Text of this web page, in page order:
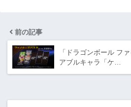
前の記事
「ドラゴンボール フ
アブルキャラ「ケ…